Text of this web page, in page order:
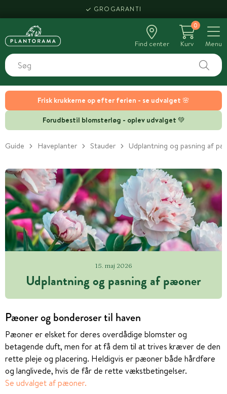
Frisk krukkerne op efter ferien - se udvalget 🌸
Forudbestil blomsterløg - oplev udvalget 💚
HENT SAMME DAG
Find center
0
Kurv
Menu
Guide Haveplanter Stauder Udplantning og pasning af
15. maj 2026
Udplantning og pasning af pæoner
Pæoner og bonderoser til haven
Pæoner er elsket for deres overdådige blomster og
betagende duft, men for at få dem til at trives kræver de den
rette pleje og placering. Heldigvis er pæoner både hårdføre
og langlivede, hvis de får de rette vækstbetingelser.
Se udvalget af pæoner.